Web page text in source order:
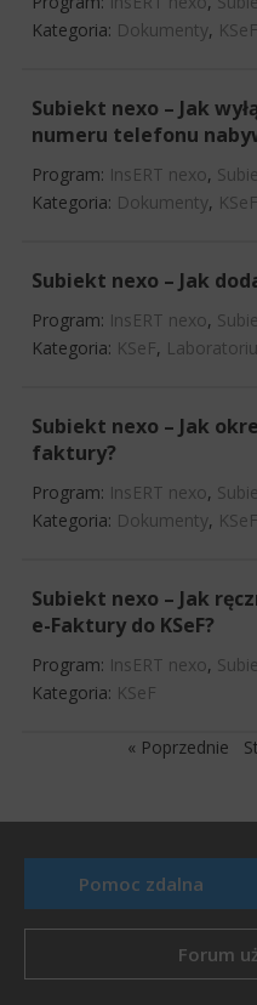
Kategoria: Dokumenty, KSeF
Subiekt nexo – Jak
numeru telefonu
Program: InsERT nexo,
Kategoria: Dokumenty, KSeF
Subiekt nexo – Jak
Program: InsERT nexo,
Kategoria: KSeF,
Subiekt nexo – Jak
faktury?
Program: InsERT nexo,
Kategoria: Dokumenty, KSeF
Subiekt nexo – Jak
e-Faktury do KSeF?
Program: InsERT nexo,
Kategoria: KSeF
« Poprzednie
Pomoc zdalna
Forum